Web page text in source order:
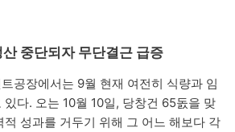
중단되자 무단결근 급증
공장에서는 9월 현재 여전히 식량과 임
있다. 오는 10월 10일, 당창건 65돐을 맞
적 성과를 거두기 위해 그 어느 해보다 각